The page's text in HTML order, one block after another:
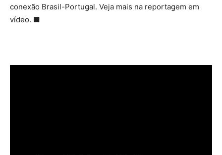
conexão Brasil-Portugal. Veja mais na reportagem em
vídeo. ■